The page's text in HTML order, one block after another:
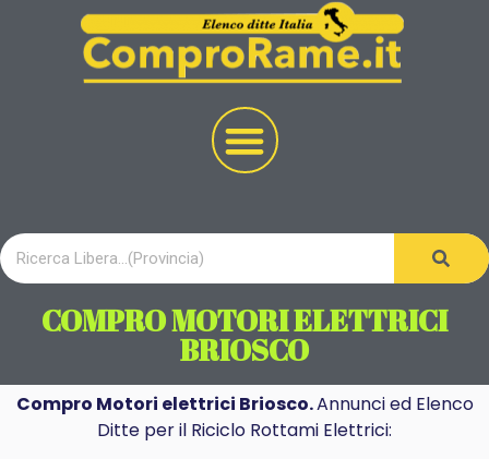
COMPRO MOTORI ELETTRICI
BRIOSCO
Compro Motori elettrici Briosco.Annunci ed Elenco
Ditte per il Riciclo Rottami Elettrici: